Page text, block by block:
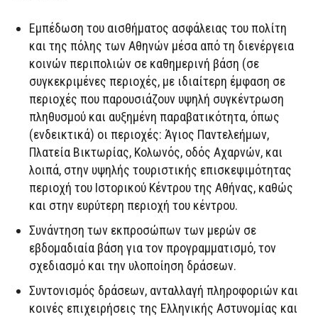
Εμπέδωση του αισθήματος ασφάλειας του πολίτη
και της πόλης των Αθηνών μέσα από τη διενέργεια
κοινών περιπολιών σε καθημερινή βάση (σε
συγκεκριμένες περιοχές, με ιδιαίτερη έμφαση σε
περιοχές που παρουσιάζουν υψηλή συγκέντρωση
πληθυσμού και αυξημένη παραβατικότητα, όπως
(ενδεικτικά) οι περιοχές: Άγιος Παντελεήμων,
Πλατεία Βικτωρίας, Κολωνός, οδός Αχαρνών, και
λοιπά, στην υψηλής τουριστικής επισκεψιμότητας
περιοχή του Ιστορικού Κέντρου της Αθήνας, καθώς
και στην ευρύτερη περιοχή του κέντρου.
Συνάντηση των εκπροσώπων των μερών σε
εβδομαδιαία βάση για τον προγραμματισμό, τον
σχεδιασμό και την υλοποίηση δράσεων.
Συντονισμός δράσεων, ανταλλαγή πληροφοριών και
κοινές επιχειρήσεις της Ελληνικής Αστυνομίας και